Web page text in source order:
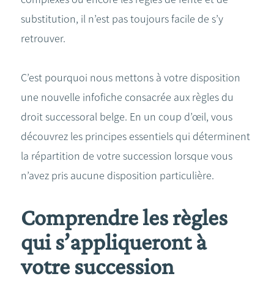
substitution, il n’est pas toujours facile de s’y
retrouver.
C’est pourquoi nous mettons à votre disposition
une nouvelle infofiche consacrée aux règles du
droit successoral belge. En un coup d’œil, vous
découvrez les principes essentiels qui déterminent
la répartition de votre succession lorsque vous
n’avez pris aucune disposition particulière.
Comprendre les règles
qui s’appliqueront à
votre succession